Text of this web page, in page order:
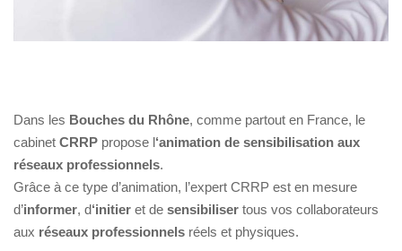
Dans les Bouches du Rhône, comme partout en France, le
cabinet CRRP propose l‘animation de sensibilisation aux
réseaux professionnels.
Grâce à ce type d’animation, l’expert CRRP est en mesure
d’informer, d‘initier et de sensibiliser tous vos collaborateurs
aux réseaux professionnels réels et physiques.